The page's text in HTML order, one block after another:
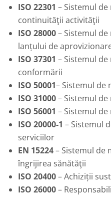
ISO 22301 – Sistemul
continuităţii activităţii
ISO 28000– Sistemul
lanțului de
ISO 37301 – Sistemul
conformării
ISO 50001– Sistemul de
ISO 31000– Sistemul
ISO 56001 – Sistemul
ISO 20000-1 – Sistemul
serviciilor
EN 15224– Sistemul de
îngrijirea sănătăţii
ISO 20400–Achiziții
ISO 26000–